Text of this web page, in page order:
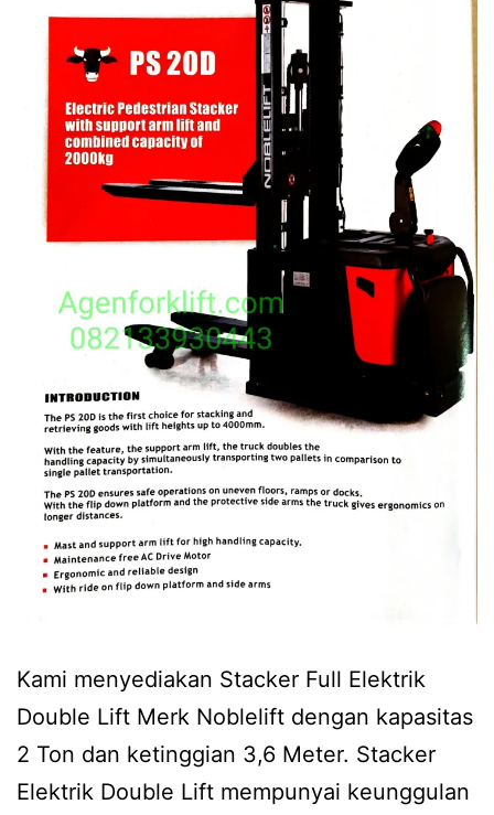
Kami menyediakan Stacker Full Elektrik
Double Lift Merk Noblelift dengan kapasitas
2 Ton dan ketinggian 3,6 Meter. Stacker
Elektrik Double Lift mempunyai keunggulan